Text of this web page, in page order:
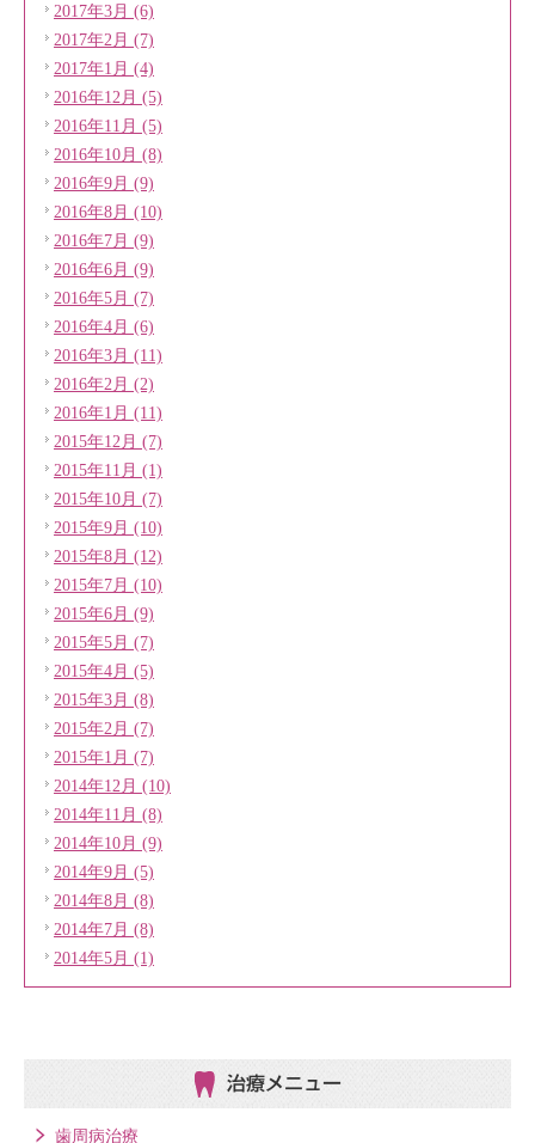
2017年3月 (6)
2017年2月 (7)
2017年1月 (4)
2016年12月 (5)
2016年11月 (5)
2016年10月 (8)
2016年9月 (9)
2016年8月 (10)
2016年7月 (9)
2016年6月 (9)
2016年5月 (7)
2016年4月 (6)
2016年3月 (11)
2016年2月 (2)
2016年1月 (11)
2015年12月 (7)
2015年11月 (1)
2015年10月 (7)
2015年9月 (10)
2015年8月 (12)
2015年7月 (10)
2015年6月 (9)
2015年5月 (7)
2015年4月 (5)
2015年3月 (8)
2015年2月 (7)
2015年1月 (7)
2014年12月 (10)
2014年11月 (8)
2014年10月 (9)
2014年9月 (5)
2014年8月 (8)
2014年7月 (8)
2014年5月 (1)
治療メニュー
歯周病治療